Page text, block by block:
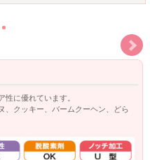
性に優れています。
、クッキー、バームクーヘン、どら